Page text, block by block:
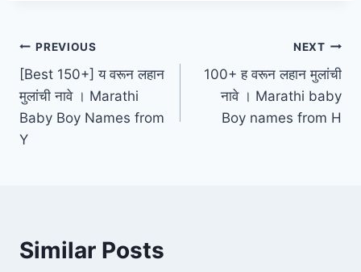
Post
navigation
PREVIOUS
[Best 150+] य वरून लहान
मुलांची नावे । Marathi
Baby Boy Names from
Y
NEXT
100+ ह वरून लहान मुलांची
नावे । Marathi baby
Boy names from H
Similar Posts